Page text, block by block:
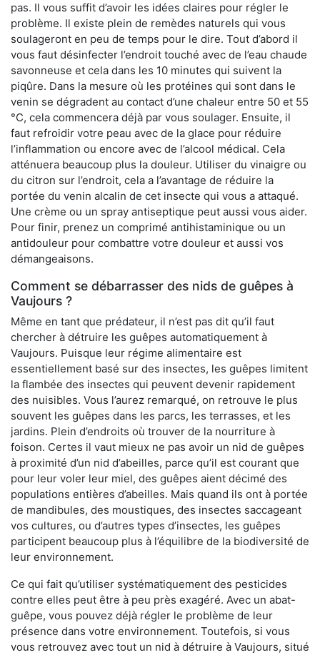
pas. Il vous suffit d’avoir les idées claires pour régler le
problème. Il existe plein de remèdes naturels qui vous
soulageront en peu de temps pour le dire. Tout d’abord il
vous faut désinfecter l’endroit touché avec de l’eau chaude
savonneuse et cela dans les 10 minutes qui suivent la
piqûre. Dans la mesure où les protéines qui sont dans le
venin se dégradent au contact d’une chaleur entre 50 et 55
°C, cela commencera déjà par vous soulager. Ensuite, il
faut refroidir votre peau avec de la glace pour réduire
l’inflammation ou encore avec de l’alcool médical. Cela
atténuera beaucoup plus la douleur. Utiliser du vinaigre ou
du citron sur l’endroit, cela a l’avantage de réduire la
portée du venin alcalin de cet insecte qui vous a attaqué.
Une crème ou un spray antiseptique peut aussi vous aider.
Pour finir, prenez un comprimé antihistaminique ou un
antidouleur pour combattre votre douleur et aussi vos
démangeaisons.
Comment se débarrasser des nids de guêpes à
Vaujours ?
Même en tant que prédateur, il n’est pas dit qu’il faut
chercher à détruire les guêpes automatiquement à
Vaujours. Puisque leur régime alimentaire est
essentiellement basé sur des insectes, les guêpes limitent
la flambée des insectes qui peuvent devenir rapidement
des nuisibles. Vous l’aurez remarqué, on retrouve le plus
souvent les guêpes dans les parcs, les terrasses, et les
jardins. Plein d’endroits où trouver de la nourriture à
foison. Certes il vaut mieux ne pas avoir un nid de guêpes
à proximité d’un nid d’abeilles, parce qu’il est courant que
pour leur voler leur miel, des guêpes aient décimé des
populations entières d’abeilles. Mais quand ils ont à portée
de mandibules, des moustiques, des insectes saccageant
vos cultures, ou d’autres types d’insectes, les guêpes
participent beaucoup plus à l’équilibre de la biodiversité de
leur environnement.
Ce qui fait qu’utiliser systématiquement des pesticides
contre elles peut être à peu près exagéré. Avec un abat-
guêpe, vous pouvez déjà régler le problème de leur
présence dans votre environnement. Toutefois, si vous
vous retrouvez avec tout un nid à détruire à Vaujours, situé